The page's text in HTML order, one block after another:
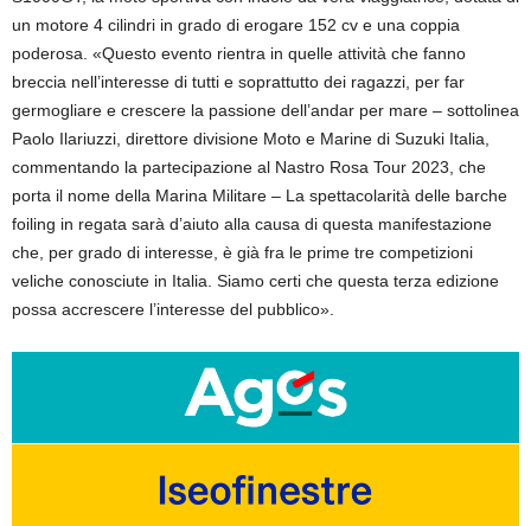
un motore 4 cilindri in grado di erogare 152 cv e una coppia
poderosa. «Questo evento rientra in quelle attività che fanno
breccia nell’interesse di tutti e soprattutto dei ragazzi, per far
germogliare e crescere la passione dell’andar per mare – sottolinea
Paolo Ilariuzzi, direttore divisione Moto e Marine di Suzuki Italia,
commentando la partecipazione al Nastro Rosa Tour 2023, che
porta il nome della Marina Militare – La spettacolarità delle barche
foiling in regata sarà d’aiuto alla causa di questa manifestazione
che, per grado di interesse, è già fra le prime tre competizioni
veliche conosciute in Italia. Siamo certi che questa terza edizione
possa accrescere l’interesse del pubblico».